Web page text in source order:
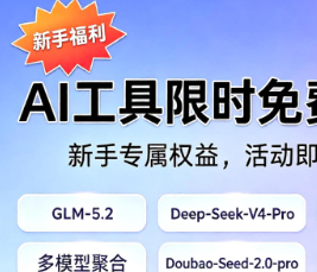
rprc = new